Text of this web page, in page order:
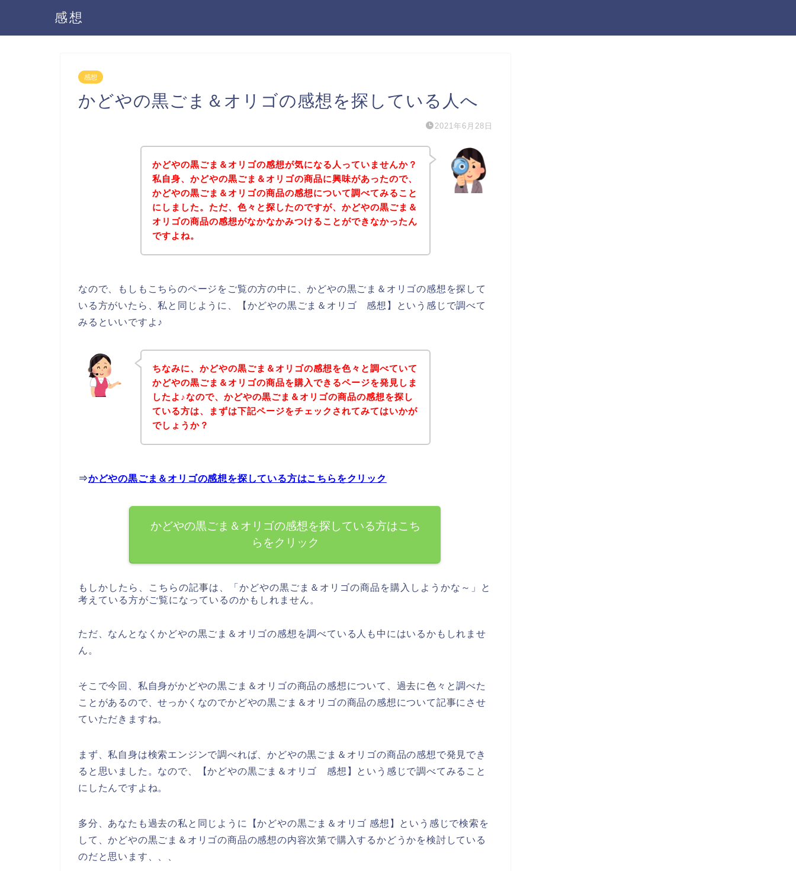
感想
感想
かどやの黒ごま＆オリゴの感想を探している人へ
2021年6月28日
かどやの黒ごま＆オリゴの感想が気になる人っていませんか？
私自身、かどやの黒ごま＆オリゴの商品に興味があったので、
かどやの黒ごま＆オリゴの商品の感想について調べてみること
にしました。ただ、色々と探したのですが、かどやの黒ごま＆
オリゴの商品の感想がなかなかみつけることができなかったん
ですよね。
なので、もしもこちらのページをご覧の方の中に、かどやの黒ごま＆オリゴの感想を探して
いる方がいたら、私と同じように、【かどやの黒ごま＆オリゴ 感想】という感じで調べて
みるといいですよ♪
ちなみに、かどやの黒ごま＆オリゴの感想を色々と調べていて
かどやの黒ごま＆オリゴの商品を購入できるページを発見しま
したよ♪なので、かどやの黒ごま＆オリゴの商品の感想を探し
ている方は、まずは下記ページをチェックされてみてはいかが
でしょうか？
⇒かどやの黒ごま＆オリゴの感想を探している方はこちらをクリック
かどやの黒ごま＆オリゴの感想を探している方はこち
らをクリック
もしかしたら、こちらの記事は、「かどやの黒ごま＆オリゴの商品を購入しようかな～」と
考えている方がご覧になっているのかもしれません。
ただ、なんとなくかどやの黒ごま＆オリゴの感想を調べている人も中にはいるかもしれませ
ん。
そこで今回、私自身がかどやの黒ごま＆オリゴの商品の感想について、過去に色々と調べた
ことがあるので、せっかくなのでかどやの黒ごま＆オリゴの商品の感想について記事にさせ
ていただきますね。
まず、私自身は検索エンジンで調べれば、かどやの黒ごま＆オリゴの商品の感想で発見でき
ると思いました。なので、【かどやの黒ごま＆オリゴ 感想】という感じで調べてみること
にしたんですよね。
多分、あなたも過去の私と同じように【かどやの黒ごま＆オリゴ 感想】という感じで検索を
して、かどやの黒ごま＆オリゴの商品の感想の内容次第で購入するかどうかを検討している
のだと思います、、、